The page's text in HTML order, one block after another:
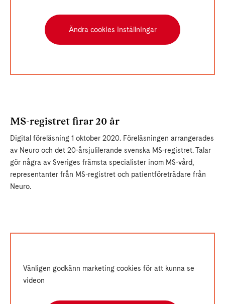
Ändra cookies inställningar
MS-registret firar 20 år
Digital föreläsning 1 oktober 2020. Föreläsningen arrangerades
av Neuro och det 20-årsjulilerande svenska MS-registret. Talar
gör några av Sveriges främsta specialister inom MS-vård,
representanter från MS-registret och patientföreträdare från
Neuro.
Vänligen godkänn marketing cookies för att kunna se
videon